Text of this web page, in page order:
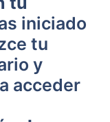
iniciado
tu
y
acceder